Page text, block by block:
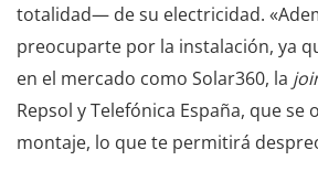
totalidad— de su electricidad.
preocuparte por la instalación, ya
en el mercado como Solar360, la
Repsol y Telefónica España, que se
montaje, lo que te permitirá